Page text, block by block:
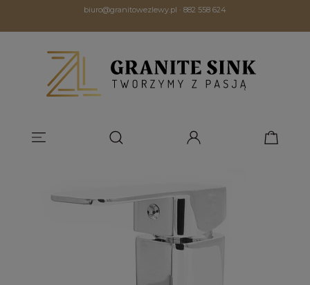
biuro@granitowezlewy.pl · 882 558 624